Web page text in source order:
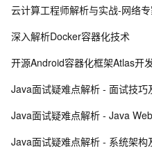
8 【C++调试】深入探索C++调
详解：探索隐藏于背后的力量
10Golang语言使用 jwt-go 库生
云计算工程师解析与实战-网络专
深入解析Docker容器化技术
开源Android容器化框架Atlas开
Java面试疑难点解析 - 面试技巧
Java面试疑难点解析 - Java
Java面试疑难点解析 - 系统架构